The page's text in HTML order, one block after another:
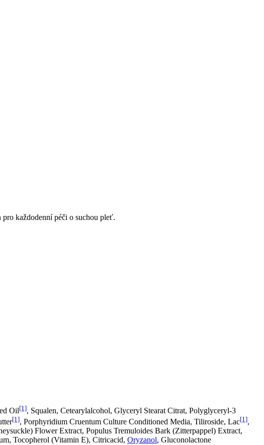
každodenní péči o suchou pleť.
Oil[1], Squalen, Cetearylalcohol, Glyceryl Stearat Citrat, Polyglyceryl-3
[1], Porphyridium Cruentum Culture Conditioned Media, Tiliroside, Lac[1],
Flower Extract, Populus Tremuloides Bark (Zitterpappel) Extract,
Tocopherol (Vitamin E), Citricacid, Oryzanol, Gluconolactone